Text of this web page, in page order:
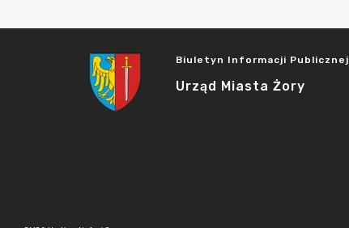
Biuletyn Informacji Publicznej
Urząd Miasta Żory